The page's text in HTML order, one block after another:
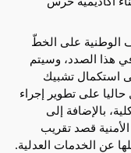
الوطنية على الخطّ
هذا الصدد، وسيتم
استكمال تشبيك
حاليا على تطوير إجراء
بصفة كلية، بالإضافة إلى
قصد تقريب
عن الخدمات العدلية.